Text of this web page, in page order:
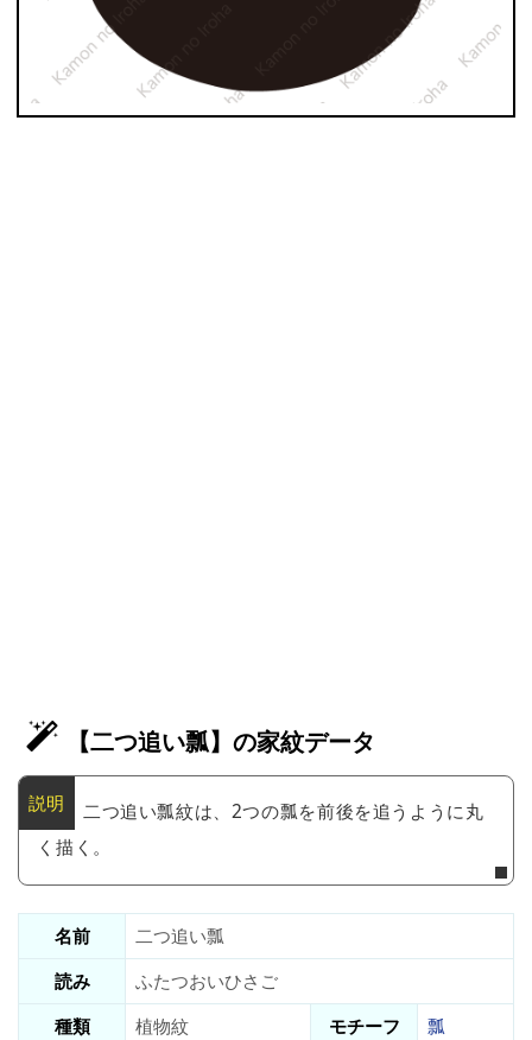
【二つ追い瓢】の家紋データ
二つ追い瓢紋は、2つの瓢を前後を追うように丸
く描く。
名前
二つ追い瓢
読み
ふたつおいひさご
種類
植物紋 モチーフ
瓢